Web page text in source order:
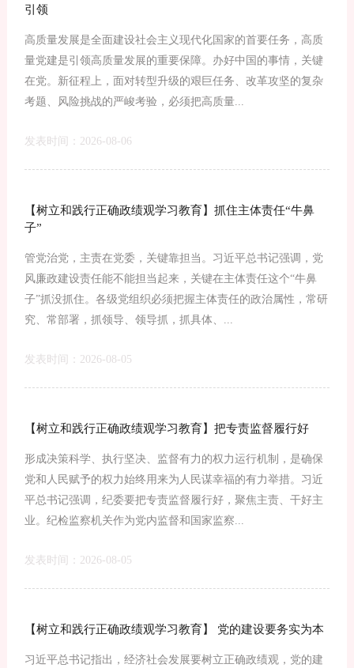
引领
高质量发展是全面建设社会主义现代化国家的首要任务，高质
量党建是引领高质量发展的重要保障。办好中国的事情，关键
在党。新征程上，面对转型升级的艰巨任务、改革攻坚的复杂
考题、风险挑战的严峻考验，必须把高质量...
发表时间：2026-08-06
【树立和践行正确政绩观学习教育】抓住主体责任“牛鼻
子”
管党治党，主责在党委，关键靠担当。习近平总书记强调，党
风廉政建设责任能不能担当起来，关键在主体责任这个“牛鼻
子”抓没抓住。各级党组织必须把握主体责任的政治属性，常研
究、常部署，抓领导、领导抓，抓具体、...
发表时间：2026-08-05
【树立和践行正确政绩观学习教育】把专责监督履行好
形成决策科学、执行坚决、监督有力的权力运行机制，是确保
党和人民赋予的权力始终用来为人民谋幸福的有力举措。习近
平总书记强调，纪委要把专责监督履行好，聚焦主责、干好主
业。纪检监察机关作为党内监督和国家监察...
发表时间：2026-08-05
【树立和践行正确政绩观学习教育】 党的建设要务实为本
习近平总书记指出，经济社会发展要树立正确政绩观，党的建